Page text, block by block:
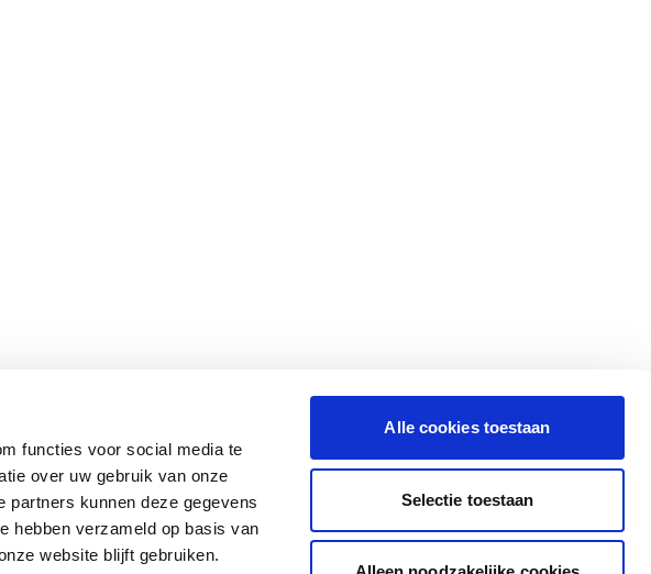
functies voor social media te
over uw gebruik van onze
kunnen deze gegevens
hebben verzameld op basis van
website blijft gebruiken.
Alle cookies toestaan
Selectie toestaan